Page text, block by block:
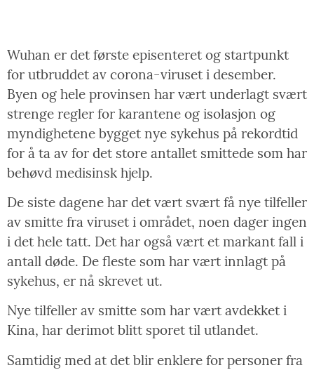
Wuhan er det første episenteret og startpunkt
for utbruddet av corona-viruset i desember.
Byen og hele provinsen har vært underlagt svært
strenge regler for karantene og isolasjon og
myndighetene bygget nye sykehus på rekordtid
for å ta av for det store antallet smittede som har
behøvd medisinsk hjelp.
De siste dagene har det vært svært få nye tilfeller
av smitte fra viruset i området, noen dager ingen
i det hele tatt. Det har også vært et markant fall i
antall døde. De fleste som har vært innlagt på
sykehus, er nå skrevet ut.
Nye tilfeller av smitte som har vært avdekket i
Kina, har derimot blitt sporet til utlandet.
Samtidig med at det blir enklere for personer fra